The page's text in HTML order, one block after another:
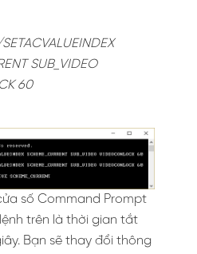
SUB_VIDEO
60
số Command Prompt
trên là thời gian tắt
Bạn sẽ thay đổi thông